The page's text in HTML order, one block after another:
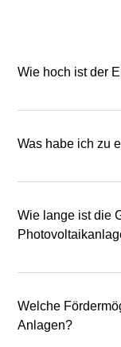
Wie hoch ist der
Was habe ich zu
Wie lange ist die
Welche
Anlagen?